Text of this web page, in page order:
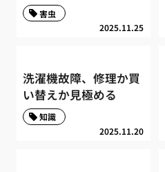
2025.11.25
害虫
洗濯機故障、修理か買
い替えか見極める
2025.11.20
知識